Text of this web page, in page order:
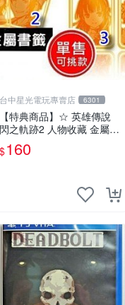
台中星光電玩專賣店 6301
【特典商品】☆ 英雄傳說
閃之軌跡2 人物收藏 金屬書
籤 ☆【單張販售 可挑款】
台中星光電玩
$160